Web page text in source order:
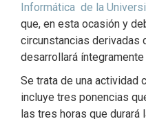
Informática de la
que, en esta ocasión y
circunstancias derivadas
desarrollará íntegramente
Se trata de una actividad
incluye tres ponencias
las tres horas que durará